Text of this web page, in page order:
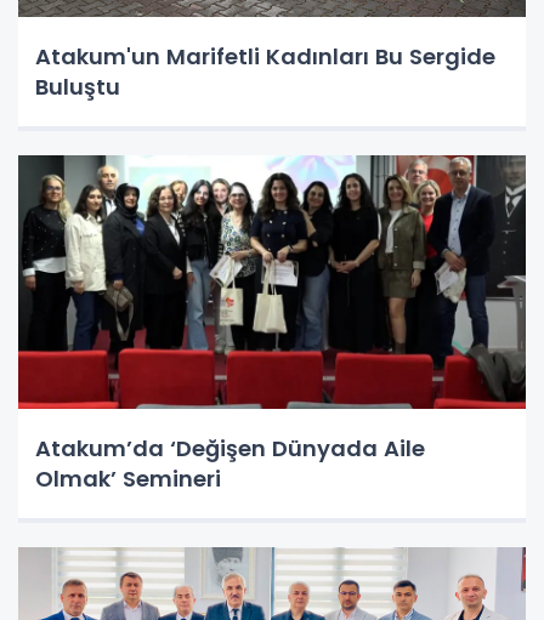
Atakum'un Marifetli Kadınları Bu Sergide
Buluştu
Atakum’da ‘Değişen Dünyada Aile
Olmak’ Semineri